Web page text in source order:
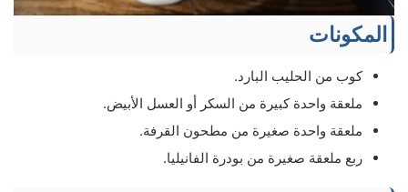
المكونات
كوب من الحليب البارد.
ملعقة واحدة كبيرة من السكر أو العسل الأبيض.
ملعقة واحدة صغيرة من مطحون القرفة.
ربع ملعقة صغيرة من بودرة الفانيليا.